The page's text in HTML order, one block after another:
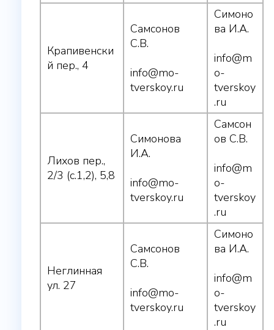
Крапивенски
й пер., 4
Самсонов
С.В.
info@mo-
tverskoy.ru
Симоно
ва И.А.
info@m
o-
tverskoy
.ru
Лихов пер.,
2/3 (с.1,2), 5,8
Симонова
И.А.
info@mo-
tverskoy.ru
Самсон
ов С.В.
info@m
o-
tverskoy
.ru
Неглинная
ул. 27
Самсонов
С.В.
info@mo-
tverskoy.ru
Симоно
ва И.А.
info@m
o-
tverskoy
.ru